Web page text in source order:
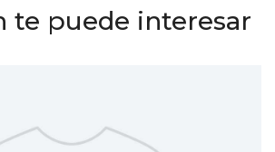
te puede interesar